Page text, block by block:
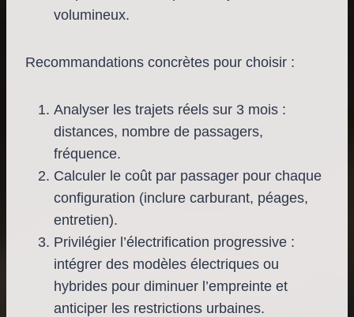
volumineux.
Recommandations concrètes pour choisir :
Analyser les trajets réels sur 3 mois :
distances, nombre de passagers,
fréquence.
Calculer le coût par passager pour chaque
configuration (inclure carburant, péages,
entretien).
Privilégier l’électrification progressive :
intégrer des modèles électriques ou
hybrides pour diminuer l’empreinte et
anticiper les restrictions urbaines.